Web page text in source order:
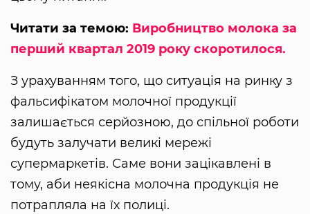
Читати за темою: Виробництво молока за
перший квартал 2019 року скоротилося.
З урахуванням того, що ситуація на ринку з
фальсифікатом молочної продукції
залишається серйозною, до спільної роботи
будуть залучати великі мережі
супермаркетів. Саме вони зацікавлені в
тому, аби неякісна молочна продукція не
потрапляла на їх полиці.